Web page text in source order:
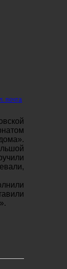
почта